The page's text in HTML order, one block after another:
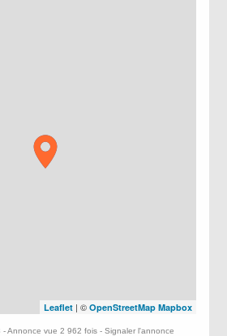
Leaflet| © OpenStreetMap Mapbox
Annonce vue 2 962 fois - Signaler l'annonce